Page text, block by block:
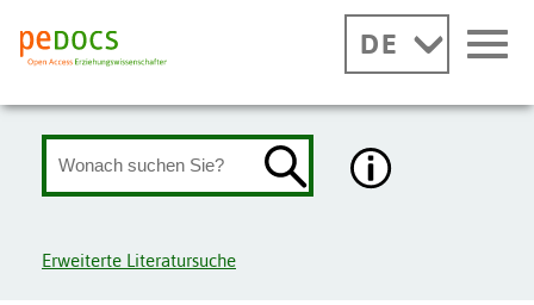
DE
Erweiterte Literatursuche